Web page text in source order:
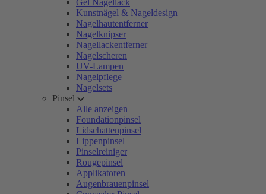
Gel Nagellack
Kunstnägel & Nageldesign
Nagelhautentferner
Nagelknipser
Nagellackentferner
Nagelscheren
UV-Lampen
Nagelpflege
Nagelsets
Pinsel
Alle anzeigen
Foundationpinsel
Lidschattenpinsel
Lippenpinsel
Pinselreiniger
Rougepinsel
Applikatoren
Augenbrauenpinsel